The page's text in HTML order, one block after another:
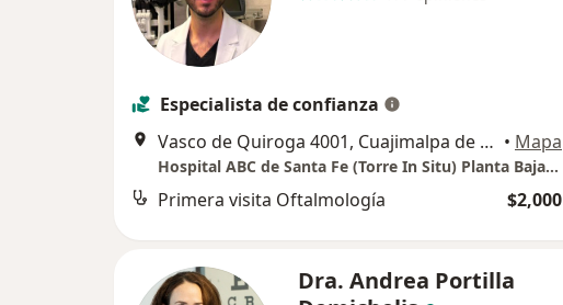
Especialista de confianza
Vasco de Quiroga 4001, Cuajimalpa de Morelos • Mapa
Hospital ABC de Santa Fe (Torre In Situ) Planta Baja, Consultorio 002
Primera visita Oftalmología $2,000
Dra. Andrea Portilla